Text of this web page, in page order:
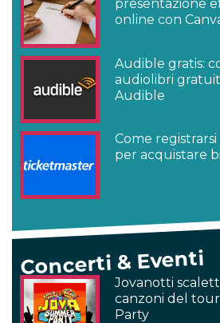
presentazione
online con
Audible gratis:
audiolibri
Audible
Come
per acquistare
Concerti & Eventi
Jovanotti
canzoni del
Party